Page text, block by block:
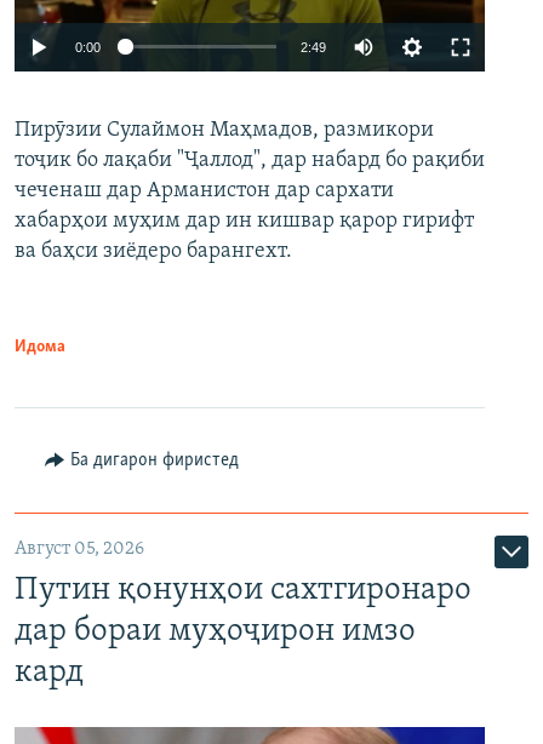
Auto 240p 360p 480p
720p 1080p
0:00 2:49
360p
480p
Пирӯзии Сулаймон Маҳмадов, размикори
тоҷик бо лақаби "Ҷаллод", дар набард бо рақиби
чеченаш дар Арманистон дар сархати
хабарҳои муҳим дар ин кишвар қарор гирифт
ва баҳси зиёдеро барангехт.
Идома
Ба дигарон фиристед
Август 05, 2026
Путин қонунҳои сахтгиронаро
дар бораи муҳоҷирон имзо
кард